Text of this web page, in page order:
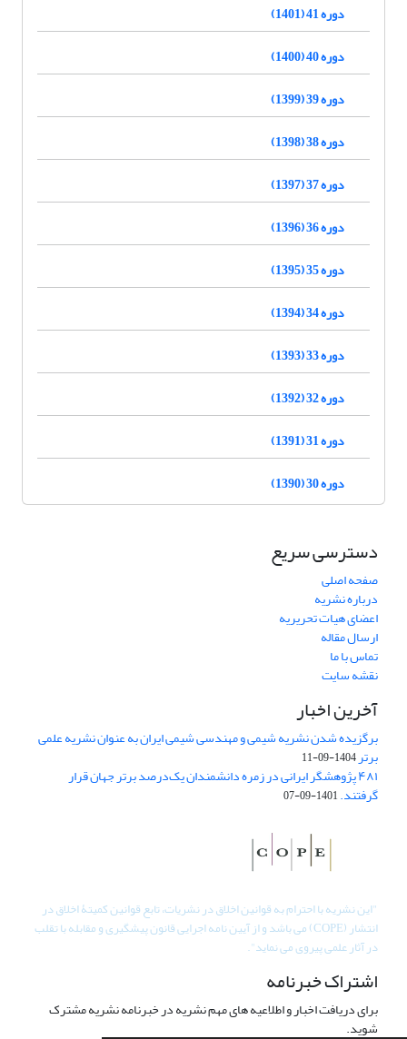
دوره 41 (1401)
دوره 40 (1400)
دوره 39 (1399)
دوره 38 (1398)
دوره 37 (1397)
دوره 36 (1396)
دوره 35 (1395)
دوره 34 (1394)
دوره 33 (1393)
دوره 32 (1392)
دوره 31 (1391)
دوره 30 (1390)
دسترسی سریع
صفحه اصلی
درباره نشریه
اعضای هیات تحریریه
ارسال مقاله
تماس با ما
نقشه سایت
آخرین اخبار
برگزیده شدن نشریه شیمی و مهندسی شیمی ایران به عنوان نشریه علمی
برتر1404-09-11
۴۸۱ پژوهشگر ایرانی در زمره دانشمندان یک‌درصد برتر جهان قرار
گرفتند.1401-09-07
"این نشریه با احترام به قوانین اخلاق در نشریات، تابع قوانین کمیتۀ اخلاق در
انتشار (COPE) می باشد و از آیین نامه اجرایی قانون پیشگیری و مقابله با تقلب
در آثار علمی پیروی می نماید".
اشتراک خبرنامه
برای دریافت اخبار و اطلاعیه های مهم نشریه در خبرنامه نشریه مشترک
شوید.